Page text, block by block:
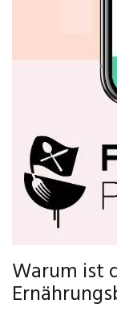
Warum ist